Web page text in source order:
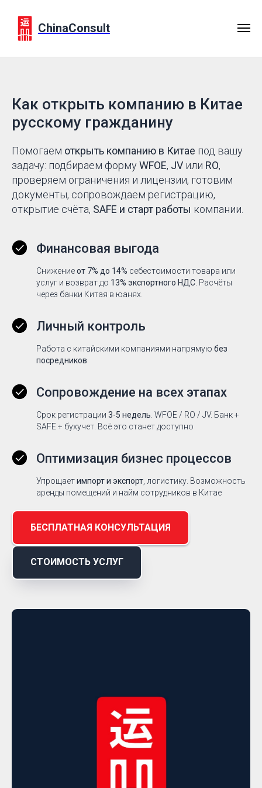
ChinaConsult
Как открыть компанию в Китае
русскому гражданину
Помогаем открыть компанию в Китае под вашу
задачу: подбираем формуWFOE, JV или RO,
проверяем ограничения и лицензии, готовим
документы, сопровождаем регистрацию,
открытие счёта, SAFE и старт работы компании.
Финансовая выгода
Снижениеот 7% до 14% себестоимости товара или
услуг и возврат до 13% экспортного НДС . Расчёты
через банки Китая в юанях.
Личный контроль
Работа с китайскими компаниями напрямую без
посредников
Сопровождение на всех этапах
Срок регистрации 3-5 недель . WFOE / RO / JV. Банк +
SAFE + бухучет. Всё это станет доступно
Оптимизация бизнес процессов
Упрощаетимпорт и экспорт , логистику. Возможность
аренды помещений и найм сотрудников в Китае
БЕСПЛАТНАЯ КОНСУЛЬТАЦИЯ
СТОИМОСТЬ УСЛУГ